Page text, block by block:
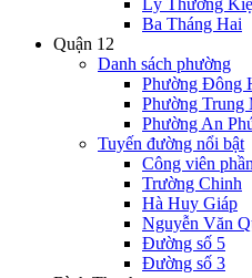
Lý Thường
Ba Tháng Hai
Quận 12
Danh sách phường
Phường Đông
Phường Trung
Phường An
Tuyến đường nổi bật
Công viên
Trường Chinh
Hà Huy Giáp
Nguyễn Văn
Đường số 5
Đường số 3